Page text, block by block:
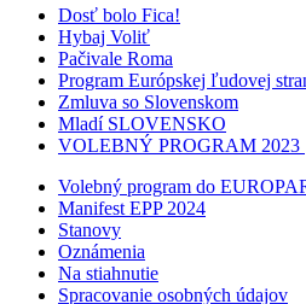
Dosť bolo Fica!
Hybaj Voliť
Pačivale Roma
Program Európskej ľudovej
Zmluva so Slovenskom
Mladí SLOVENSKO
VOLEBNÝ PROGRAM 2023
Volebný program do
Manifest EPP 2024
Stanovy
Oznámenia
Na stiahnutie
Spracovanie osobných údajov